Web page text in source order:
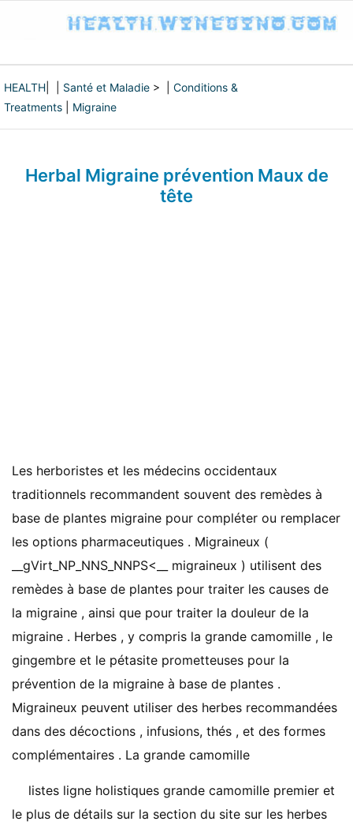
HEALTH Santé et Maladie > | Conditions &
Treatments
Migraine
Herbal Migraine prévention Maux de
tête
Les herboristes et les médecins occidentaux
traditionnels recommandent souvent des remèdes à
base de plantes migraine pour compléter ou remplacer
les options pharmaceutiques . Migraineux (
__gVirt_NP_NNS_NNPS<__ migraineux ) utilisent des
remèdes à base de plantes pour traiter les causes de
la migraine , ainsi que pour traiter la douleur de la
migraine . Herbes , y compris la grande camomille , le
gingembre et le pétasite prometteuses pour la
prévention de la migraine à base de plantes .
Migraineux peuvent utiliser des herbes recommandées
dans des décoctions , infusions, thés , et des formes
complémentaires . La grande camomille
listes ligne holistiques grande camomille premier et
le plus de détails sur la section du site sur les herbes